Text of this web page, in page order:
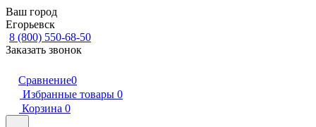
Ваш город
Егорьевск
8 (800) 550-68-50
Заказать звонок
Сравнение0
Избранные товары 0
Корзина 0